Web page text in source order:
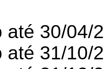
até 30/
até 31/